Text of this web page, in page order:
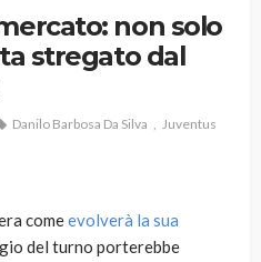
non solo
stregato dal
Danilo Barbosa Da Silva Juventus
comeevolverà la sua
del turno porterebbe